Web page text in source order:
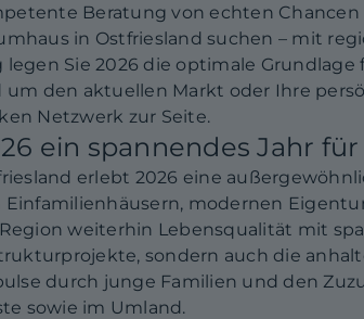
Beratung von echten Chancen
in Ostfriesland suchen – mit
Sie 2026 die optimale
um den aktuellen Markt oder Ihre
Netzwerk zur Seite.
ein spannendes Jahr
erlebt 2026 eine
Einfamilienhäusern, modernen
weiterhin Lebensqualität mit
sondern auch die
durch junge Familien und den
sowie im Umland.